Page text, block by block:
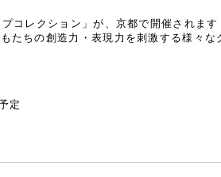
コレクション」が、京都で開催されます
ちの創造力・表現力を刺激する様々な
定